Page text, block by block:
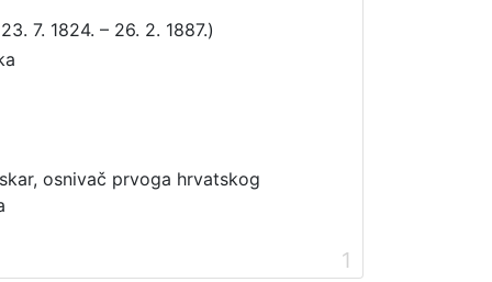
7. 1824. – 26. 2. 1887.)
osnivač prvoga hrvatskog
1